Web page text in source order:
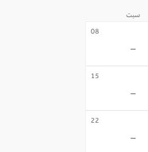
سبت
08
-
15
-
22
-